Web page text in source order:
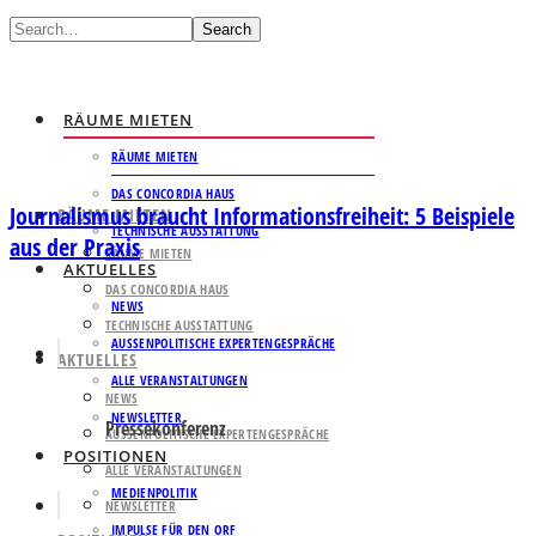
Search
RÄUME MIETEN
RÄUME MIETEN
DAS CONCORDIA HAUS
TECHNISCHE AUSSTATTUNG
AKTUELLES
NEWS
AUSSENPOLITISCHE EXPERTENGESPRÄCHE
ALLE VERANSTALTUNGEN
NEWSLETTER
POSITIONEN
MEDIENPOLITIK
IMPULSE FÜR DEN ORF
RÄUME MIETEN
RÄUME MIETEN
DAS CONCORDIA HAUS
TECHNISCHE AUSSTATTUNG
AKTUELLES
NEWS
AUSSENPOLITISCHE EXPERTENGESPRÄCHE
ALLE VERANSTALTUNGEN
NEWSLETTER
Journalismus braucht Informationsfreiheit: 5 Beispiele
aus der Praxis
Pressekonferenz